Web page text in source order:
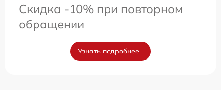
Скидка -10% при повторном
обращении
Узнать подробнее